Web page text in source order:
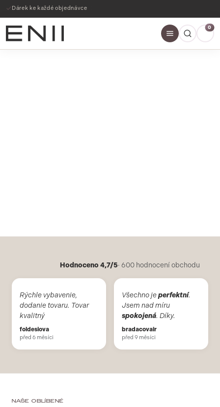
Dárek ke každé objednávce
0
Hodnoceno 4,7/5· 600 hodnocení obchodu
Rýchle vybavenie,
dodanie tovaru. Tovar
kvalitný
foldesiova
před 6 měsíci
Všechno jeperfektní.
Jsem nad míru
spokojená. Díky.
bradacovair
před 9 měsíci
NAŠE OBLÍBENÉ